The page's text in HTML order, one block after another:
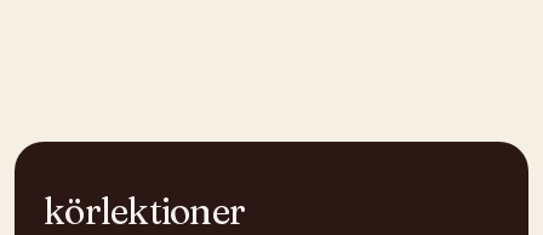
körlektioner